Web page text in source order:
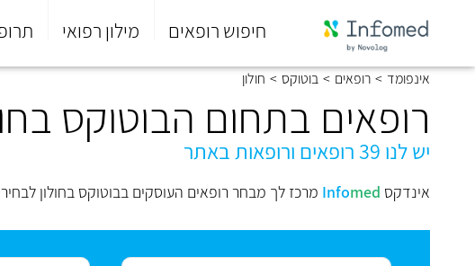
חיפוש רופאים מילון רפואי
סוף
התפריט
אינפומד > רופאים > בוטוקס > חולון
רופאים בתחום הבוטוקס
יש לנו 39 רופאים ורופאות באתר
אינדקס Infomed מרכז לך מבחר רופאים העוסקים בבוטוקס בחולון